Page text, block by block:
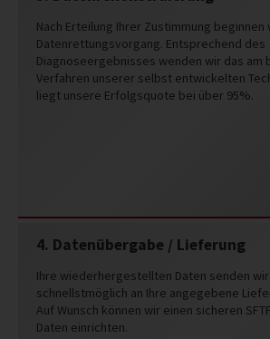
Nach Erteilung Ihrer Zustimmung beginnen
Datenrettungsvorgang. Entsprechend des
Diagnoseergebnisses wenden wir das
Verfahren unserer selbst entwickelten
liegt unsere Erfolgsquote bei über 95%.
4. Datenübergabe / Lieferung
Ihre wiederhergestellten Daten senden
schnellstmöglich an Ihre angegebene
Auf Wunsch können wir einen sicheren
Daten einrichten.